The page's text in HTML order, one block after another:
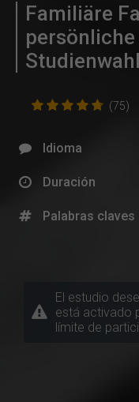
Familiäre
Studienwahl
(75)
Idioma
Duración
Palabras claves
El estudio
está activado
límite de